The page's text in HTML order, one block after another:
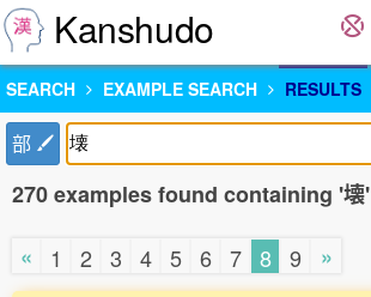
Kanshudo
SEARCH EXAMPLE SEARCH RESULTS
部
270 examples found containing '壊'
« 1 2 3 4 5 6 7 8 9 »